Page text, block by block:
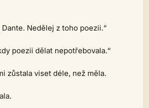
Nedělej z toho poezii.“
poezii dělat nepotřebovala.“
zůstala viset déle, než měla.